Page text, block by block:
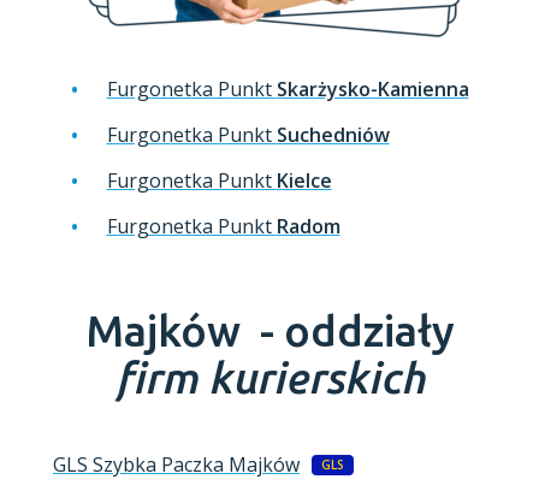
Furgonetka Punkt Skarżysko-Kamienna
Furgonetka Punkt Suchedniów
Furgonetka Punkt Kielce
Furgonetka Punkt Radom
Majków - oddziały
firm kurierskich
GLS Szybka Paczka Majków GLS